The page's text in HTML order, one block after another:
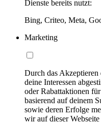
Dienste bereits nutzt:
Bing, Criteo, Meta,
Marketing
Durch das
deine Interessen
oder Rabattaktionen
basierend auf deinem
sowie deren Erfolge
wir auf dieser